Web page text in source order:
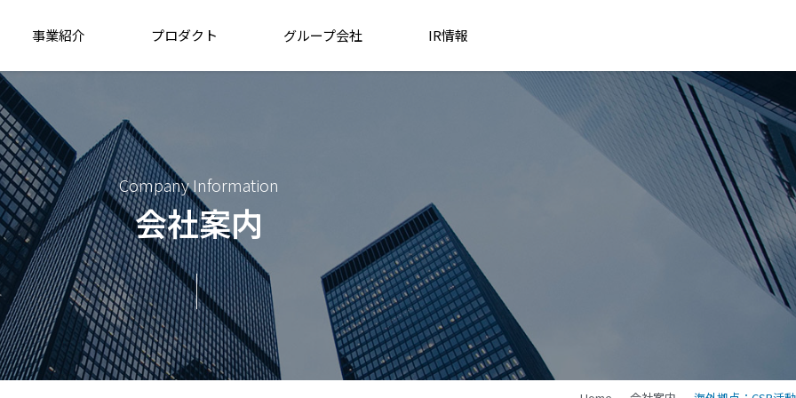
事業紹介 プロダクト グループ会社 IR情報
Company Information
会社案内